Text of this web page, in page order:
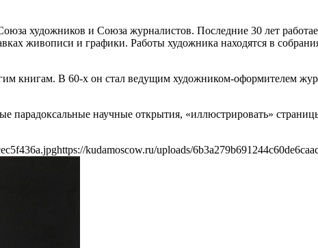
художников и Союза журналистов. Последние 30 лет
живописи и графики. Работы художника находятся в
книгам. В 60-х он стал ведущим художником-оформителем
парадоксальные научные открытия, «иллюстрировать»
https://kudamoscow.ru/uploads/